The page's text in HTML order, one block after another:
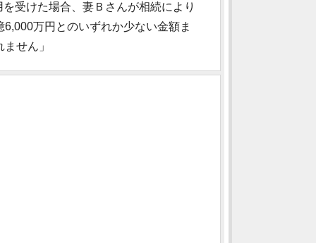
受けた場合、妻Ｂさんが相続により
万円とのいずれか少ない金額ま
せん」